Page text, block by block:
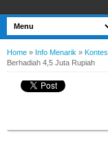
Home » Info Menarik »
Berhadiah 4,5 Juta Rupiah
BYWEBBUDI.COM
Kontes Video